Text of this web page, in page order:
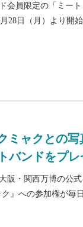
会員限定の「ミー
28日（月）より開
ミャクとの
バンドをプレ
阪・関西万博の公
』への参加権が毎